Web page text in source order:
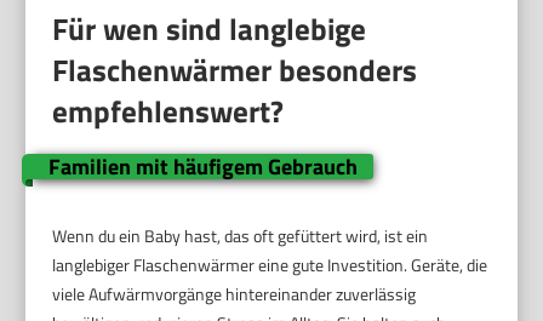
Für wen sind langlebige
Flaschenwärmer besonders
empfehlenswert?
Familien mit häufigem Gebrauch
Wenn du ein Baby hast, das oft gefüttert wird, ist ein
langlebiger Flaschenwärmer eine gute Investition. Geräte, die
viele Aufwärmvorgänge hintereinander zuverlässig